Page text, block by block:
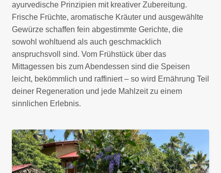
ayurvedische Prinzipien mit kreativer Zubereitung.
Frische Früchte, aromatische Kräuter und ausgewählte
Gewürze schaffen fein abgestimmte Gerichte, die
sowohl wohltuend als auch geschmacklich
anspruchsvoll sind. Vom Frühstück über das
Mittagessen bis zum Abendessen sind die Speisen
leicht, bekömmlich und raffiniert – so wird Ernährung Teil
deiner Regeneration und jede Mahlzeit zu einem
sinnlichen Erlebnis.